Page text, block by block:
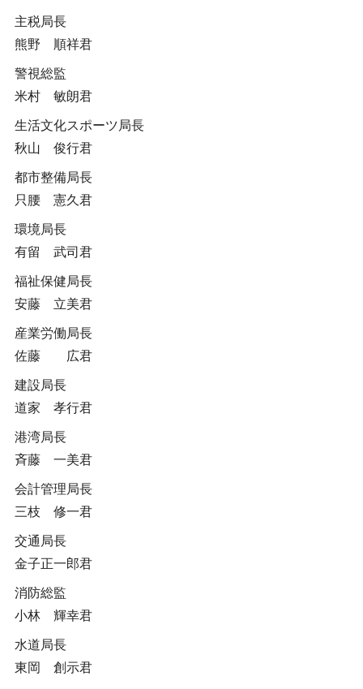
主税局長
熊野 順祥君
警視総監
米村 敏朗君
生活文化スポーツ局長
秋山 俊行君
都市整備局長
只腰 憲久君
環境局長
有留 武司君
福祉保健局長
安藤 立美君
産業労働局長
佐藤 広君
建設局長
道家 孝行君
港湾局長
斉藤 一美君
会計管理局長
三枝 修一君
交通局長
金子正一郎君
消防総監
小林 輝幸君
水道局長
東岡 創示君